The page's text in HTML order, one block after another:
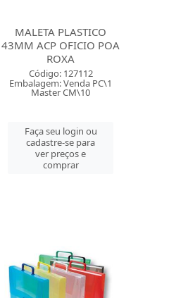
MALETA PLASTICO
43MM ACP OFICIO POA
ROXA
Código: 127112
Embalagem: Venda PC\1
Master CM\10
Faça seu login ou
cadastre-se para
ver preços e
comprar